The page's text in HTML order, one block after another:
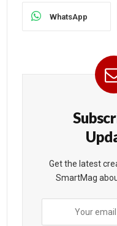
WhatsApp
Get the latest
SmartMag